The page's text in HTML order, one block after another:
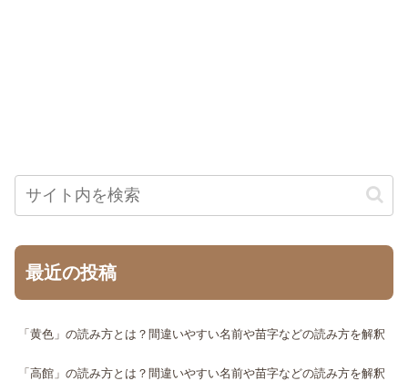
最近の投稿
「黄色」の読み方とは？間違いやすい名前や苗字などの読み方を解釈
「高館」の読み方とは？間違いやすい名前や苗字などの読み方を解釈